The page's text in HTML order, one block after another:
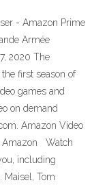
- Amazon Prime
Armée
2020 The
first season of
games and
on demand
Amazon Video
Amazon Watch
including
Maisel, Tom